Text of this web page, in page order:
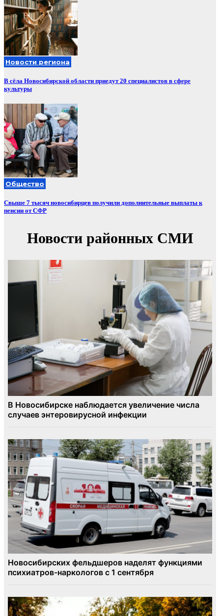
Новости региона
В сёла Новосибирской области приедут 20 специалистов в сфере
культуры
Общество
Свыше 7 тысяч новосибирцев получили дополнительные выплаты к
пенсии от СФР